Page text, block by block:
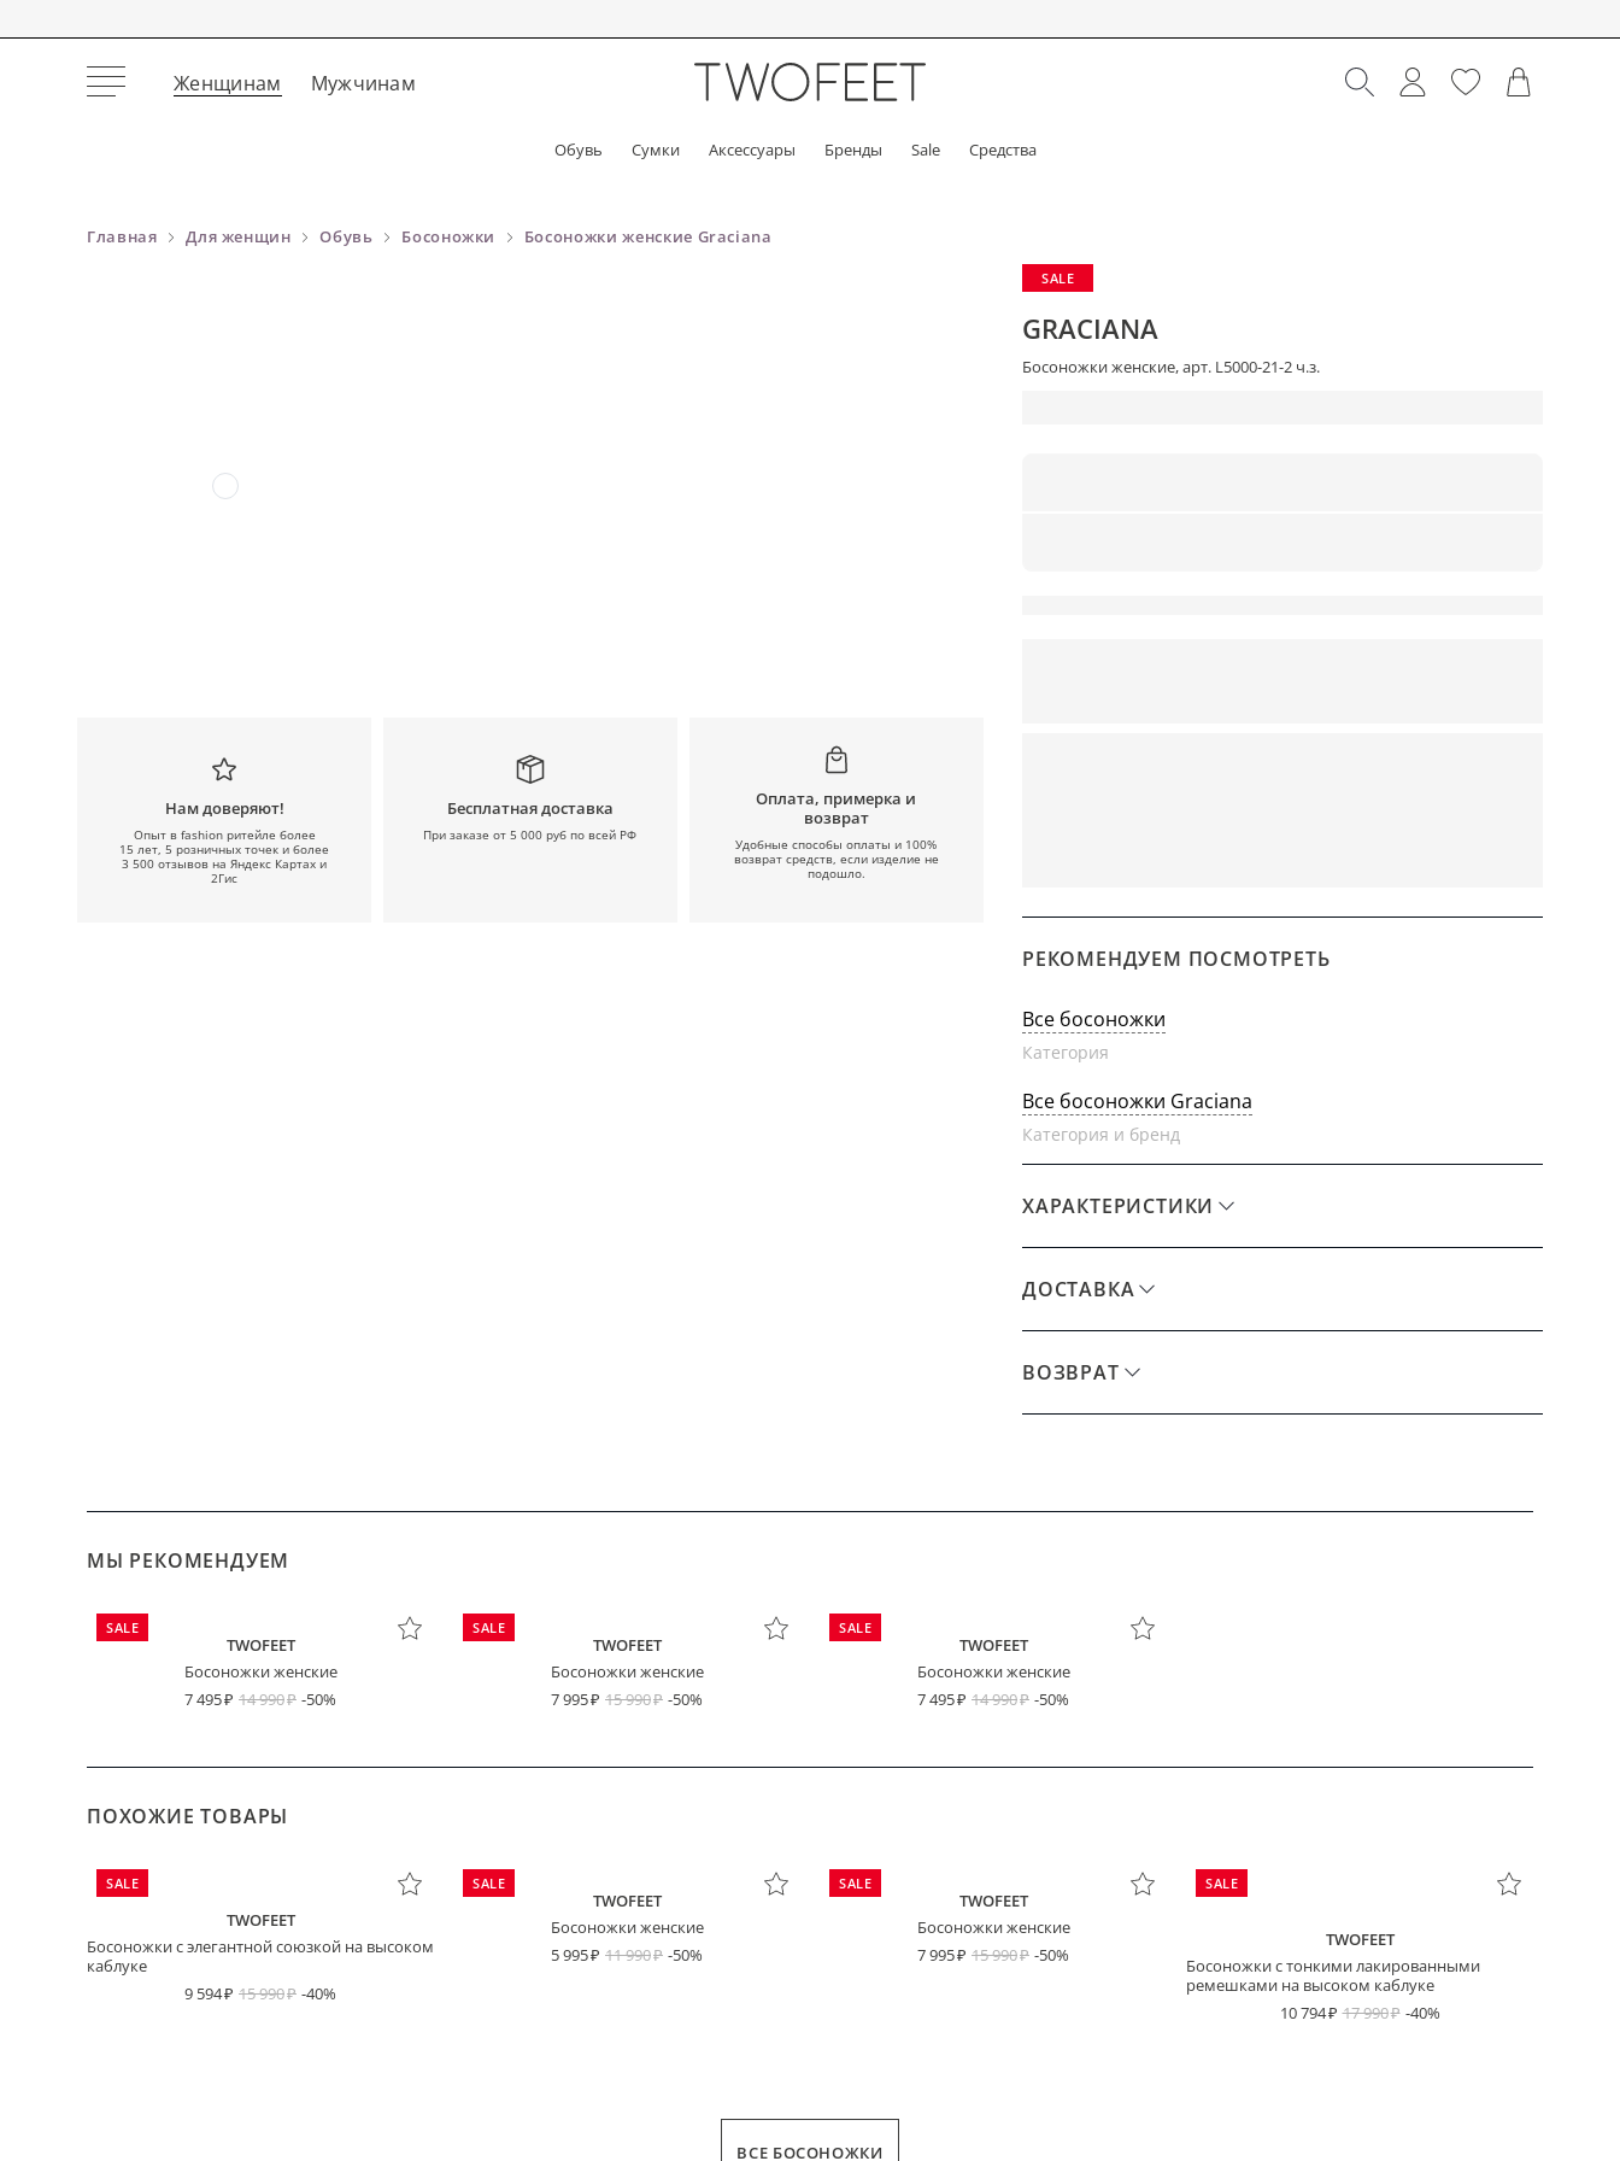
Женщинам Мужчинам
Обувь Сумки Аксессуары Бренды Sale Средства
Главная Для женщин Обувь Босоножки Босоножки женские Graciana
Нам доверяют!
Опыт в fashion ритейле более
15 лет, 5 розничных точек и более
3 500 отзывов на Яндекс Картах и
2Гис
Бесплатная доставка
При заказе от 5 000 руб по всей РФ
Оплата, примерка и
возврат
Удобные способы оплаты и 100%
возврат средств, если изделие не
подошло.
SALE
GRACIANA
Босоножки женские, арт. L5000-21-2 ч.з.
РЕКОМЕНДУЕМ ПОСМОТРЕТЬ
Все босоножки
Категория
Все босоножки Graciana
Категория и бренд
ХАРАКТЕРИСТИКИ
ДОСТАВКА
ВОЗВРАТ
МЫ РЕКОМЕНДУЕМ
SALE
TWOFEET
Босоножки женские
7 495
14 990 -50%
SALE
TWOFEET
Босоножки женские
7 995
15 990 -50%
SALE
TWOFEET
Босоножки женские
7 495
14 990 -50%
ПОХОЖИЕ ТОВАРЫ
SALE
TWOFEET
Босоножки с элегантной союзкой на высоком
каблуке
9 594
15 990 -40%
SALE
TWOFEET
Босоножки женские
5 995
11 990 -50%
SALE
TWOFEET
Босоножки женские
7 995
15 990 -50%
SALE
TWOFEET
Босоножки с тонкими лакированными
ремешками на высоком каблуке
10 794
17 990 -40%
ВСЕ БОСОНОЖКИ